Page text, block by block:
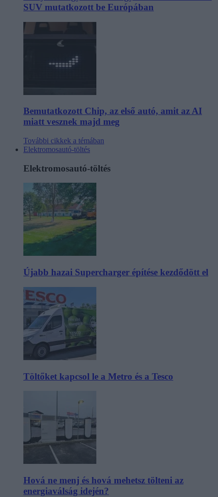
SUV mutatkozott be Európában
Bemutatkozott Chip, az első autó, amit az AI
miatt vesznek majd meg
További cikkek a témában
Elektromosautó-töltés
Elektromosautó-töltés
Újabb hazai Supercharger építése kezdődött el
Töltőket kapcsol le a Metro és a Tesco
Hová ne menj és hová mehetsz tölteni az
energiaválság idején?